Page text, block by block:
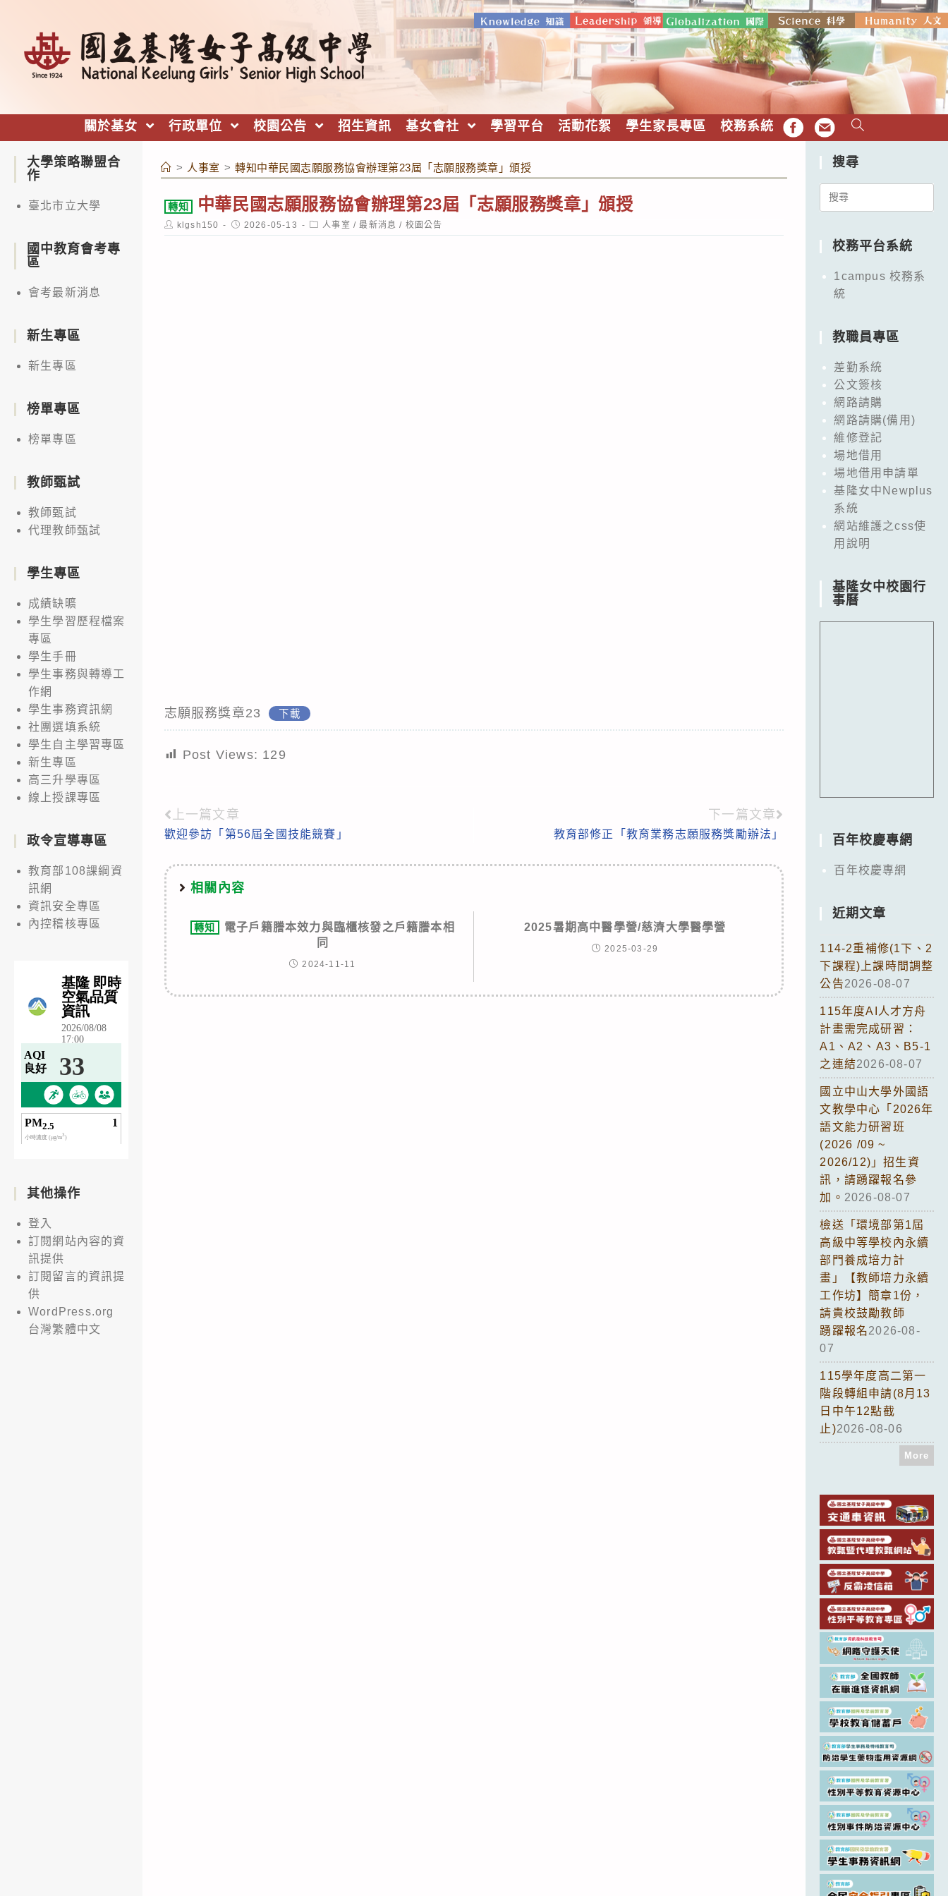
關於基女 行政單位 校園公告 招生資訊 基女會社 學習平台 活動花絮 學生家長專區 校務系統 FB EMAIL
> 人事室 > 轉知中華民國志願服務協會辦理第23屆「志願服務獎章」頒授
轉知 中華民國志願服務協會辦理第23屆「志願服務獎章」頒授
Post
author:
klgsh150
Post
published:
2026-05-13
Post
category:
人事室 / 最新消息 / 校園公告
志願服務獎章23 下載
Post Views: 129
Read
more
articles
上一篇文章
歡迎參訪「第56屆全國技能競賽」
下一篇文章
教育部修正「教育業務志願服務獎勵辦法」
相關內容
轉知
電子戶籍謄本效力與臨櫃核發之戶籍謄本相
同
2024-11-11
2025暑期高中醫學營/慈濟大學醫學營
2025-03-29
大學策略聯盟合
作
臺北市立大學
國中教育會考專
區
會考最新消息
新生專區
新生專區
榜單專區
榜單專區
教師甄試
教師甄試
代理教師甄試
學生專區
成績缺曠
學生學習歷程檔案
專區
學生手冊
學生事務與轉導工
作網
學生事務資訊網
社團選填系統
學生自主學習專區
新生專區
高三升學專區
線上授課專區
政令宣導專區
教育部108課綱資
訊網
資訊安全專區
內控稽核專區
其他操作
登入
訂閱網站內容的資
訊提供
訂閱留言的資訊提
供
WordPress.org
台灣繁體中文
搜尋
Search
校務平台系統
1campus 校務系
統
教職員專區
差勤系統
公文簽核
網路請購
網路請購(備用)
維修登記
場地借用
場地借用申請單
基隆女中Newplus
系統
網站維護之css使
用說明
基隆女中校園行
事曆
百年校慶專網
百年校慶專網
近期文章
114-2重補修(1下、2
下課程)上課時間調整
公告2026-08-07
115年度AI人才方舟
計畫需完成研習：
A1、A2、A3、B5-1
之連結2026-08-07
國立中山大學外國語
文教學中心「2026年
語文能力研習班
(2026 /09 ~
2026/12)」招生資
訊，請踴躍報名參
加。 2026-08-07
檢送「環境部第1屆
高級中等學校內永續
部門養成培力計
畫」【教師培力永續
工作坊】簡章1份，
請貴校鼓勵教師
踴躍報名2026-08-
07
115學年度高二第一
階段轉組申請(8月13
日中午12點截
止)2026-08-06
More